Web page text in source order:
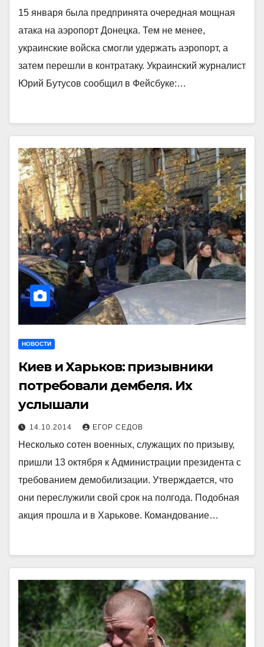
15 января была предпринята очередная мощная
атака на аэропорт Донецка. Тем не менее,
украинские войска смогли удержать аэропорт, а
затем перешли в контратаку. Украинский журналист
Юрий Бутусов сообщил в Фейсбуке:…
НОВОСТИ
Киев и Харьков: призывники
потребовали дембеля. Их
услышали
14.10.2014 ЕГОР СЕДОВ
Несколько сотен военных, служащих по призыву,
пришли 13 октября к Администрации президента с
требованием демобилизации. Утверждается, что
они переслужили свой ​​срок на полгода. Подобная
акция прошла и в Харькове. Командование…